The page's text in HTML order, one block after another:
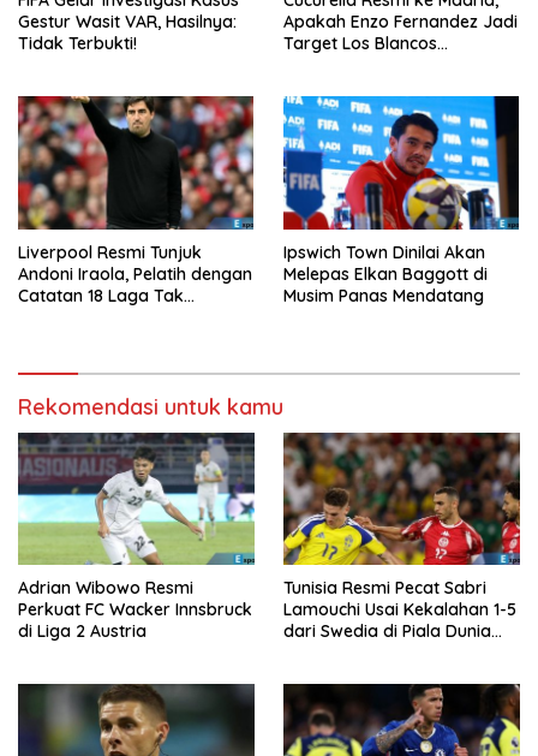
Gestur Wasit VAR, Hasilnya:
Tidak Terbukti!
Apakah Enzo Fernandez Jadi
Target Los Blancos
Liverpool Resmi Tunjuk
Andoni Iraola, Pelatih dengan
Catatan 18 Laga Tak
Ipswich Town Dinilai Akan
Melepas Elkan Baggott di
Musim Panas Mendatang
Rekomendasi untuk kamu
Adrian Wibowo Resmi
Perkuat FC Wacker Innsbruck
di Liga 2 Austria
Tunisia Resmi Pecat Sabri
Lamouchi Usai Kekalahan 1-5
dari Swedia di Piala Dunia